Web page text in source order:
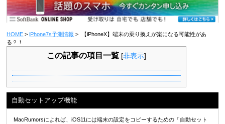
HOME >iPhone7s予測情報 > 【iPhoneX】端末の乗り換えが楽になる可能性があ
る？！
この記事の項目一覧 [非表示]
自動セットアップ機能
MacRumorsによれば、iOS11には端末の設定をコピーするための「自動セット